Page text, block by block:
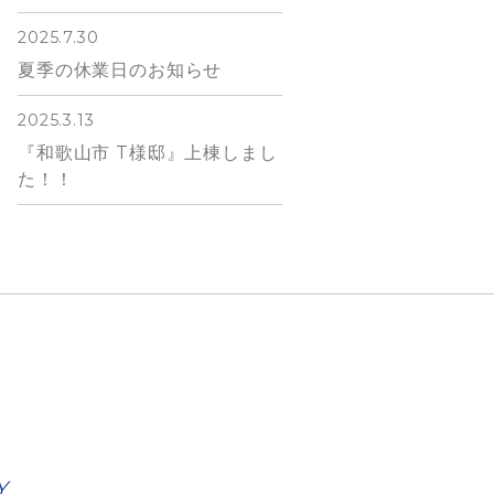
2025.7.30
夏季の休業日のお知らせ
2025.3.13
『和歌山市 T様邸』上棟しまし
た！！